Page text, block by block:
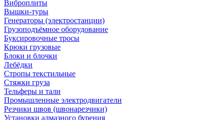
Виброплиты
Вышки-туры
Генераторы (электростанции)
Грузоподъёмное оборудование
Буксировочные тросы
Крюки грузовые
Блоки и блочки
Лебёдки
Стропы текстильные
Стяжки груза
Тельферы и тали
Промышленные электродвигатели
Резчики швов (швонарезчики)
Установки алмазного бурения